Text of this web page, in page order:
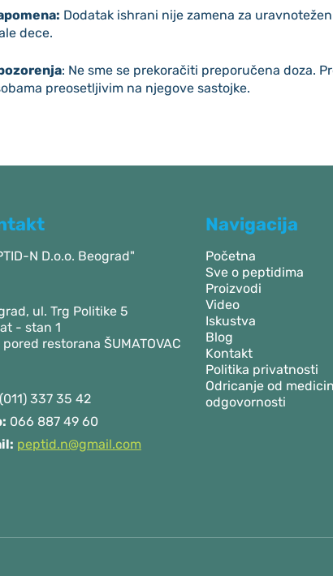
Dodatak ishrani nije zamena za
dece.
: Ne sme se prekoračiti preporučena doza.
preosetljivim na njegove sastojke.
N D.o.o. Beograd"
ul. Trg Politike 5
- stan 1
pored restorana ŠUMATOVAC
(011) 337 35 42
066 887 49 60
peptid.n@gmail.com
Navigacija
Početna
Sve o peptidima
Proizvodi
Video
Iskustva
Blog
Kontakt
Politika privatnosti
Odricanje od
odgovornosti